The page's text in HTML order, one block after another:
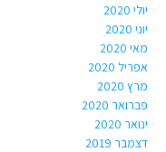
יולי 2020
יוני 2020
מאי 2020
אפריל 2020
מרץ 2020
פברואר 2020
ינואר 2020
דצמבר 2019